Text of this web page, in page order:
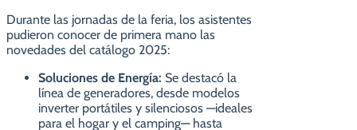
Durante las jornadas de la feria, los asistentes
pudieron conocer de primera mano las
novedades del catálogo 2025:
Soluciones de Energía: Se destacó la
línea de generadores, desde modelos
inverter portátiles y silenciosos —ideales
para el hogar y el camping— hasta